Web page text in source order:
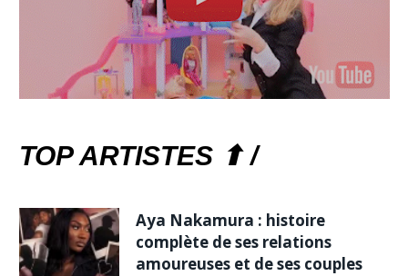
TOP ARTISTES ⬆ /
Aya Nakamura : histoire
complète de ses relations
amoureuses et de ses couples